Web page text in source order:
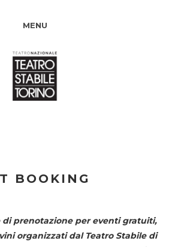
MENU
BOOKING
di prenotazione per eventi gratuiti,
organizzati dal Teatro Stabile di